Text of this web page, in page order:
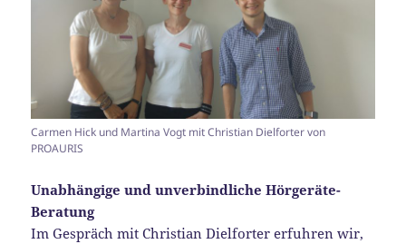
Carmen Hick und Martina Vogt mit Christian Dielforter von
PROAURIS
Unabhängige und unverbindliche Hörgeräte-
Beratung
Im Gespräch mit Christian Dielforter erfuhren wir,